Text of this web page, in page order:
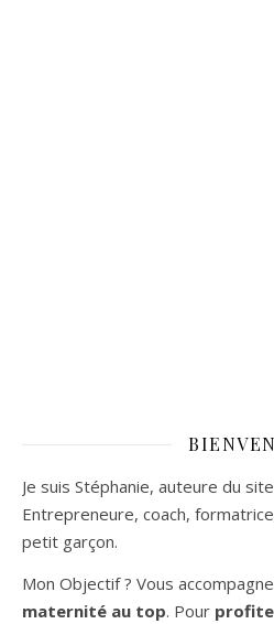
Je suis Stéphanie, auteure du site
Entrepreneure, coach,
petit garçon.
Mon Objectif ? Vous
maternité au top. Pour